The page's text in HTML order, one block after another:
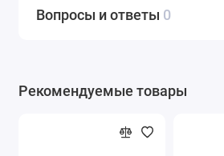
Вопросы и ответы 0
Рекомендуемые товары